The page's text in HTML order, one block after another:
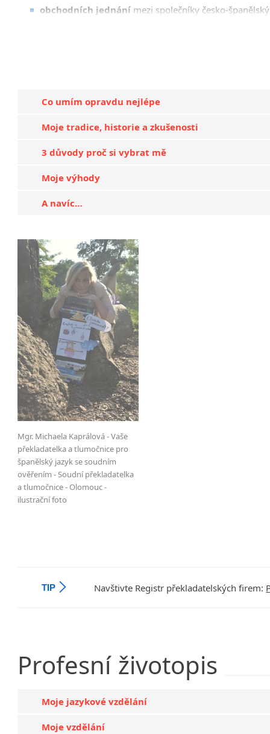
obchodních jednání mezi společníky česko-
návštěv nemocnice a lékařských vyšetření
Za účelem rozšíření kvalifikace navštěvuji odborné
rozšiřuji si vzdělání i samostudiem.
Jsem v neustálém kontaktu s rodilými mluvčími.
výhodou je má
Co umím opravdu nejlépe
Moje tradice, historie a zkušenosti
3 důvody proč si vybrat mě
Moje výhody
A navíc…
Mgr. Michaela Kaprálová - Vaše
překladatelka a tlumočnice pro
španělský jazyk se soudním
ověřením - Soudní překladatelka
a tlumočnice - Olomouc -
ilustrační foto
TIP Navštivte Registr překladatelských firem:
Profesní životopis
Moje jazykové vzdělání
Moje vzdělání